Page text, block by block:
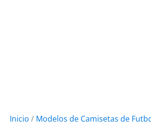
Inicio / Modelos de Camisetas de